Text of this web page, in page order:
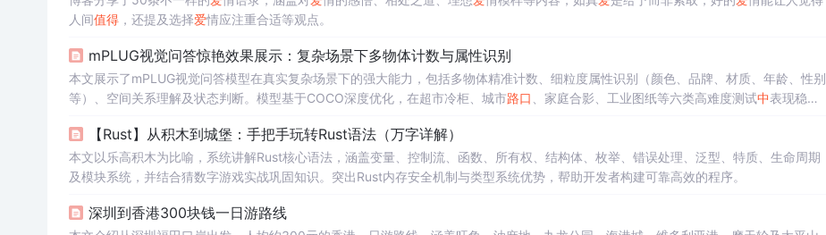
人间值得，还提及选择爱情应注重合适等观点。
mPLUG视觉问答惊艳效果展示：复杂场景下多物体计数与属性识别
本文展示了mPLUG视觉问答模型在真实复杂场景下的强大能力，包括多物体精准计数、细粒度属性识别（颜色、品牌、材质、年龄、性别
等）、空间关系理解及状态判断。模型基于COCO深度优化，在超市冷柜、城市路口 、家庭合影、工业图纸等六类高难度测试中表现稳
像理解的垂直场景。
【Rust】从积木到城堡：手把手玩转Rust语法（万字详解）
本文以乐高积木为比喻，系统讲解Rust核心语法，涵盖变量、控制流、函数、所有权、结构体、枚举、错误处理、泛型、特质、生命周期
及模块系统，并结合猜数字游戏实战巩固知识。突出Rust内存安全机制与类型系统优势，帮助开发者构建可靠高效的程序。
深圳到香港300块钱一日游路线